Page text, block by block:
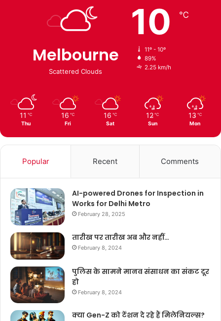
Melbourne
Scattered Clouds
10 ℃
11º - 10º
89%
2.25 km/h
11 ℃
Thu
16 ℃
Fri
16 ℃
Sat
12 ℃
Sun
13 ℃
Mon
Popular Recent Comments
AI-powered Drones for Inspection in
Works for Delhi Metro
February 28, 2025
तारीख पर तारीख अब और नहीं…
February 8, 2024
पुलिस के सामने मानव संसाधन का संकट दूर
हो
February 8, 2024
क्या Gen-Z को टेंशन दे रहे हैं मिलेनियल्स?